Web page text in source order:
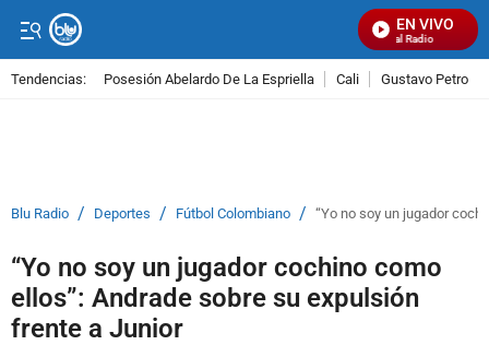
EN VIVO
Señal Visual Radio
Tendencias: Posesión Abelardo De La Espriella Cali Gustavo Petro
Blu Radio / Deportes / Fútbol Colombiano / “Yo no soy un jugador
“Yo no soy un jugador cochino como
ellos”: Andrade sobre su expulsión
frente a Junior